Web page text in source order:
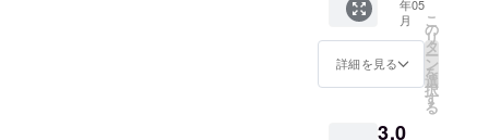
カレン
ダーを
お届け
しま
す。
2022年
1年間の
年05
月
詳細を見る
こ
の
リ
タ
ー
ン
を
選
択
す
る
3,0